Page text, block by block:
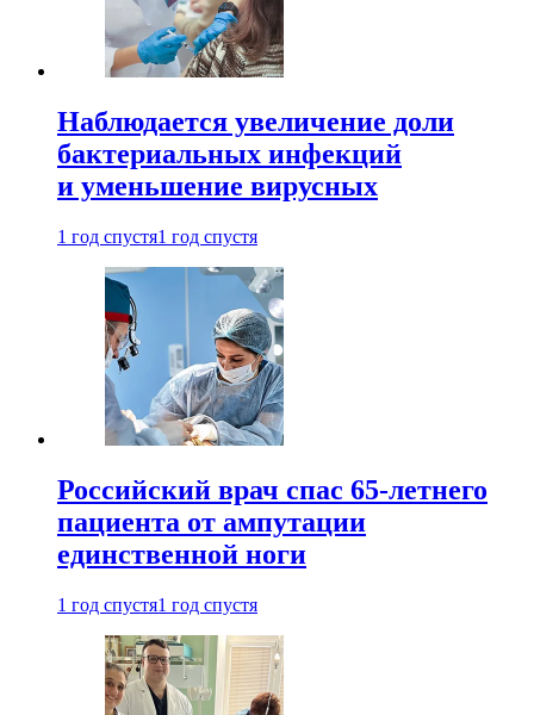
Наблюдается увеличение доли
бактериальных инфекций
и уменьшение вирусных
1 год спустя1 год спустя
Российский врач спас 65-летнего
пациента от ампутации
единственной ноги
1 год спустя1 год спустя